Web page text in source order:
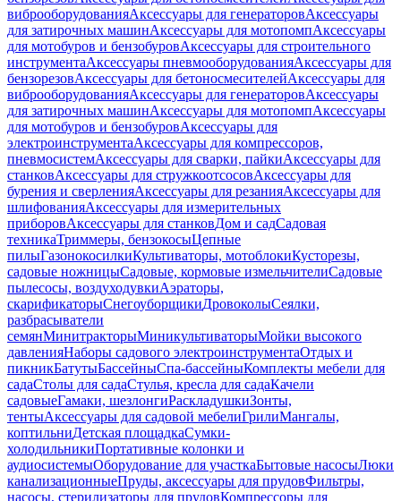
виброоборудованияАксессуары для генераторовАксессуары
для затирочных машинАксессуары для мотопомпАксессуары
для мотобуров и бензобуровАксессуары для строительного
инструментаАксессуары пневмооборудованияАксессуары для
бензорезовАксессуары для бетоносмесителейАксессуары для
виброоборудованияАксессуары для генераторовАксессуары
для затирочных машинАксессуары для мотопомпАксессуары
для мотобуров и бензобуровАксессуары для
электроинструментаАксессуары для компрессоров,
пневмосистемАксессуары для сварки, пайкиАксессуары для
станковАксессуары для стружкоотсосовАксессуары для
бурения и сверленияАксессуары для резанияАксессуары для
шлифованияАксессуары для измерительных
приборовАксессуары для станковДом и садСадовая
техникаТриммеры, бензокосыЦепные
пилыГазонокосилкиКультиваторы, мотоблокиКусторезы,
садовые ножницыСадовые, кормовые измельчителиСадовые
пылесосы, воздуходувкиАэраторы,
скарификаторыСнегоуборщикиДровоколыСеялки,
разбрасыватели
семянМинитракторыМиникультиваторыМойки высокого
давленияНаборы садового электроинструментаОтдых и
пикникБатутыБассейныСпа-бассейныКомплекты мебели для
садаСтолы для садаСтулья, кресла для садаКачели
садовыеГамаки, шезлонгиРаскладушкиЗонты,
тентыАксессуары для садовой мебелиГрилиМангалы,
коптильниДетская площадкаСумки-
холодильникиПортативные колонки и
аудиосистемыОборудование для участкаБытовые насосыЛюки
канализационныеПруды, аксессуары для прудовФильтры,
насосы, стерилизаторы для прудовКомпрессоры для